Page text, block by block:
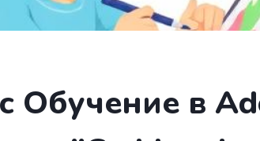
Обучение в